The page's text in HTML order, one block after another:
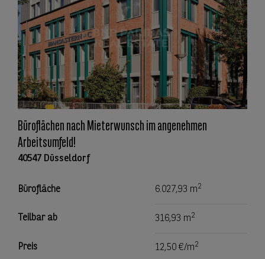
Büroflächen nach Mieterwunsch im angenehmen
Arbeitsumfeld!
40547 Düsseldorf
Bürofläche 6.027,93 m2
Teilbar ab 316,93 m2
Preis 12,50 €/m2